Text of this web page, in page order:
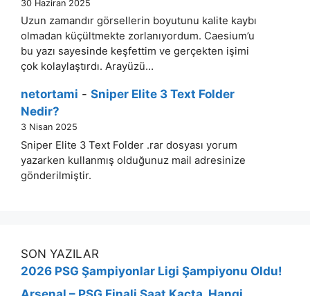
30 Haziran 2025
Uzun zamandır görsellerin boyutunu kalite kaybı
olmadan küçültmekte zorlanıyordum. Caesium’u
bu yazı sayesinde keşfettim ve gerçekten işimi
çok kolaylaştırdı. Arayüzü…
netortami - Sniper Elite 3 Text Folder
Nedir?
3 Nisan 2025
Sniper Elite 3 Text Folder .rar dosyası yorum
yazarken kullanmış olduğunuz mail adresinize
gönderilmiştir.
SON YAZILAR
2026 PSG Şampiyonlar Ligi Şampiyonu Oldu!